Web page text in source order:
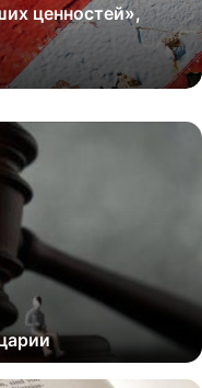
ценностей»,